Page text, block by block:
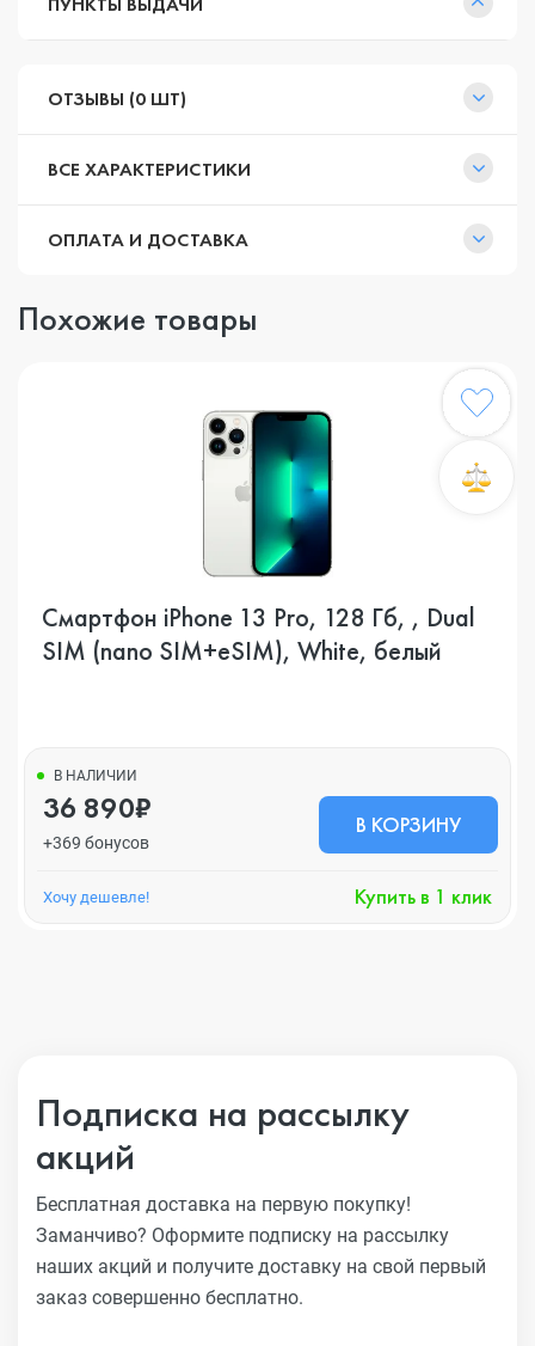
ОТЗЫВЫ (0 ШТ)
ВСЕ ХАРАКТЕРИСТИКИ
ОПЛАТА И ДОСТАВКА
Похожие товары
Смартфон iPhone 13 Pro, 128 Гб, , Dual
SIM (nano SIM+eSIM), White, белый
В НАЛИЧИИ
36 890₽
+369 бонусов
В КОРЗИНУ
Хочу дешевле! Купить в 1 клик
Подписка на рассылку
акций
Бесплатная доставка на первую покупку!
Заманчиво? Оформите подписку на рассылку
наших акций и получите доставку на свой первый
заказ совершенно бесплатно.